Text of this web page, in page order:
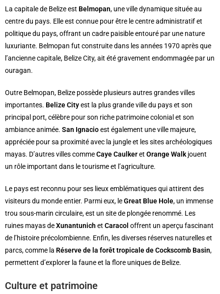
La capitale de Belize est Belmopan, une ville dynamique située au
centre du pays. Elle est connue pour être le centre administratif et
politique du pays, offrant un cadre paisible entouré par une nature
luxuriante. Belmopan fut construite dans les années 1970 après que
l’ancienne capitale, Belize City, ait été gravement endommagée par un
ouragan.
Outre Belmopan, Belize possède plusieurs autres grandes villes
importantes. Belize Cityest la plus grande ville du pays et son
principal port, célèbre pour son riche patrimoine colonial et son
ambiance animée. San Ignacioest également une ville majeure,
appréciée pour sa proximité avec la jungle et les sites archéologiques
mayas. D’autres villes commeCaye Caulkeret Orange Walk jouent
un rôle important dans le tourisme et l’agriculture.
Le pays est reconnu pour ses lieux emblématiques qui attirent des
visiteurs du monde entier. Parmi eux, leGreat Blue Hole, un immense
trou sous-marin circulaire, est un site de plongée renommé. Les
ruines mayas deXunantunich et Caracol offrent un aperçu fascinant
de l’histoire précolombienne. Enfin, les diverses réserves naturelles et
parcs, comme la Réserve de la forêt tropicale de Cockscomb Basin,
permettent d’explorer la faune et la flore uniques de Belize.
Culture et patrimoine